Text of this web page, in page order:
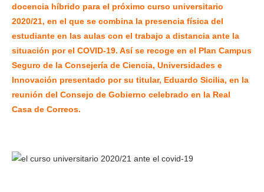
docencia híbrido para el próximo curso universitario
2020/21, en el que se combina la presencia física del
estudiante en las aulas con el trabajo a distancia ante la
situación por el COVID-19. Así se recoge en el Plan Campus
Seguro de la Consejería de Ciencia, Universidades e
Innovación presentado por su titular, Eduardo Sicilia, en la
reunión del Consejo de Gobierno celebrado en la Real
Casa de Correos.